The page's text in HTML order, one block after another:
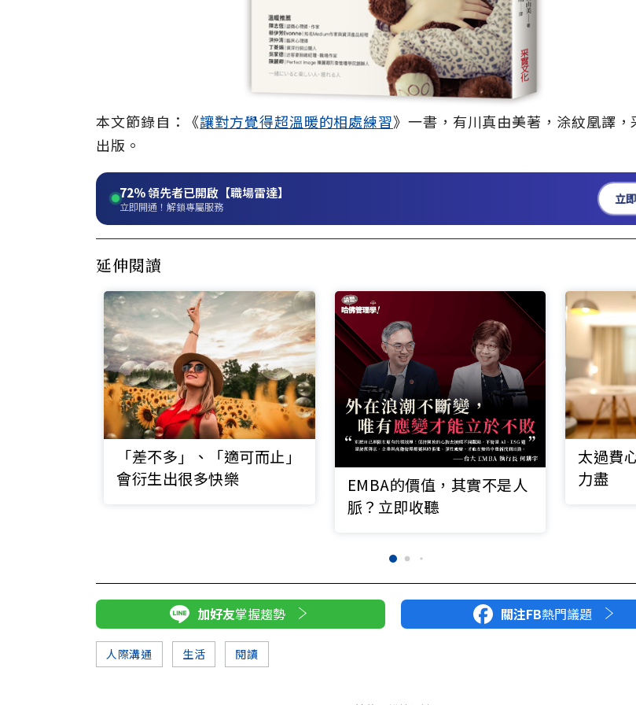
本文節錄自：《讓對方覺得超溫暖的相處練習》一書，有川真由美著，涂紋凰譯，
出版。
72%領先者已開啟【職場雷達】
立即開通！解鎖專屬服務
立
延伸閱讀
「差不多」、「適可而止」
會衍生出很多快樂
EMBA的價值，其實不是人
脈？立即收聽
太過費
力盡
加好友掌握趨勢 關注FB熱門議題
人際溝通 生活 閱讀